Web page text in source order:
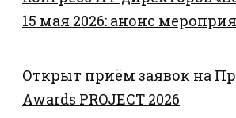
15 мая 2026: анонс
Открыт приём заявок на
Awards PROJECT 2026